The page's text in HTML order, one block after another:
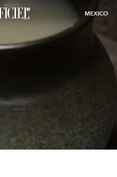
MEXICO